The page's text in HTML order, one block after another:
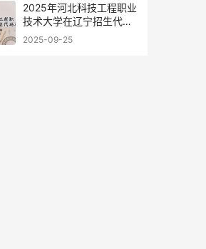
2025年河北科技工程职业
技术大学在辽宁招生代码
及专业代码
2025-09-25